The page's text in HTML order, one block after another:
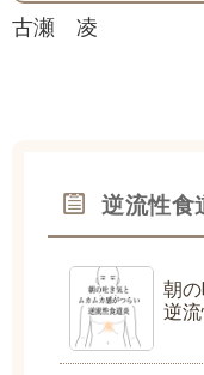
古瀬 凌
逆流性食
朝
逆